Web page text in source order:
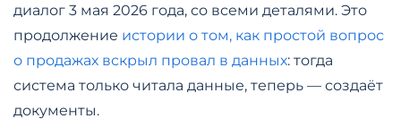
диалог 3 мая 2026 года, со всеми деталями. Это
продолжение истории о том, как простой вопрос
о продажах вскрыл провал в данных: тогда
система только читала данные, теперь — создаёт
документы.